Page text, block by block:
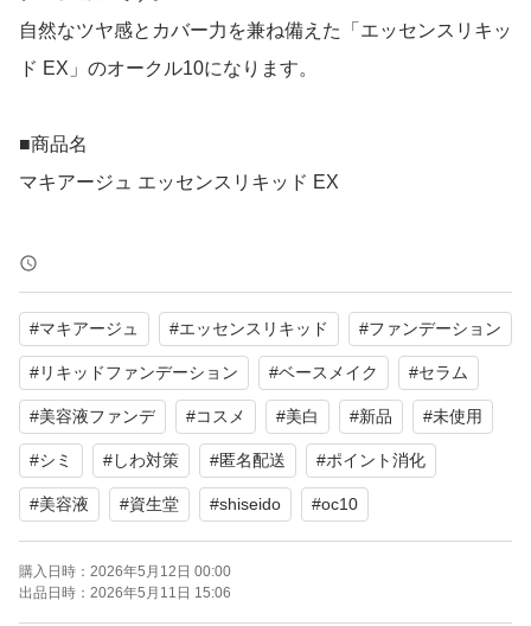
自然なツヤ感とカバー力を兼ね備えた「エッセンスリキッ
ド EX」のオークル10になります。
■商品名
マキアージュ エッセンスリキッド EX
■カラー
オークル10
■内容量
24mL（本体）
■商品状態
新品・未使用
※箱なし
#マキアージュ #エッセンスリキッド #ファンデーション
#リキッドファンデーション #ベースメイク #セラム
#美容液ファンデ #コスメ #美白 #新品 #未使用
#シミ #しわ対策 #匿名配送 #ポイント消化
#美容液 #資生堂 #shiseido #oc10
購入日時： 2026年5月12日 00:00
出品日時： 2026年5月11日 15:06